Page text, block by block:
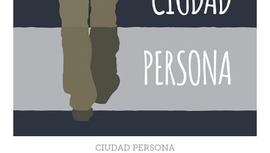
CIUDAD PERSONA